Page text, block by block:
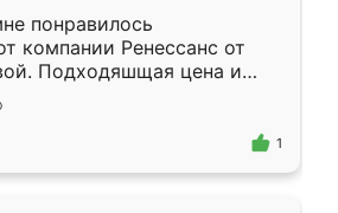
понравилось
компании Ренессанс от
Подходяшщая цена и
изготовления. Приехавший
Владислав
эскизу самый
1